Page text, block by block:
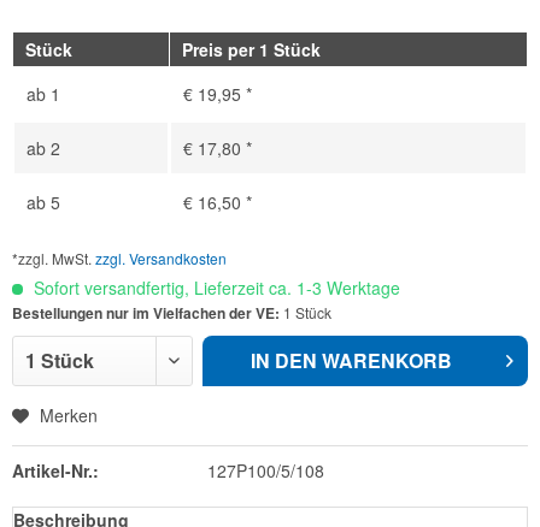
Stück
Preis per 1 Stück
ab 1 € 19,95 *
ab 2 € 17,80 *
ab 5 € 16,50 *
*zzgl. MwSt. zzgl. Versandkosten
Sofort versandfertig, Lieferzeit ca. 1-3 Werktage
Bestellungen nur im Vielfachen der VE: 1 Stück
IN DEN WARENKORB
Merken
Artikel-Nr.: 127P100/5/108
Beschreibung